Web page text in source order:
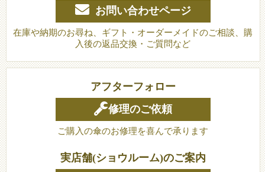
お問い合わせページ
在庫や納期のお尋ね、ギフト・オーダーメイドのご相談、購
入後の返品交換・ご質問など
アフターフォロー
修理のご依頼
ご購入の傘のお修理を喜んで承ります
実店舗(ショウルーム)のご案内